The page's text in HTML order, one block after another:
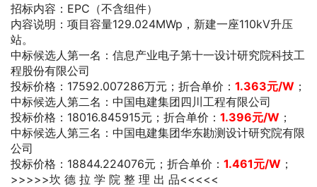
招标内容：EPC（不含组件）
内容说明：项目容量129.024MWp，新建一座110kV升压
站。
中标候选人第一名：信息产业电子第十一设计研究院科技工
程股份有限公司
投标价格：17592.007286万元；折合单价： 1.363元/W ；
中标候选人第二名：中国电建集团四川工程有限公司
投标价格：18016.845915元；折合单价： 1.396元/W ；
中标候选人第三名：中国电建集团华东勘测设计研究院有限
公司
投标价格：18844.224076元；折合单价： 1.461元/W ；
>>>>>坎 德 拉 学 院 整 理 出 品<<<<<